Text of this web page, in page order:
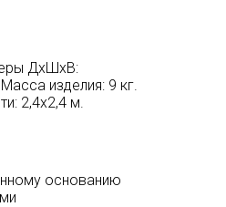
ДхШхВ:
изделия: 9 кг.
2,4х2,4 м.
основанию